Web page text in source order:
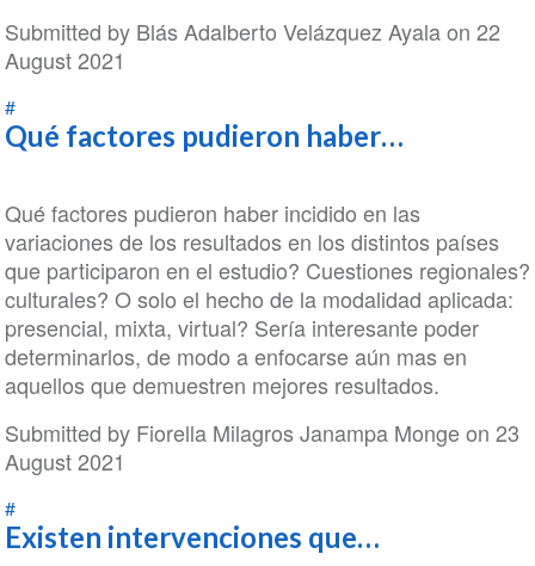
Submitted by Blás Adalberto Velázquez Ayalaon 22
August 2021
#
Qué factores pudieron haber…
Qué factores pudieron haber incidido en las
variaciones de los resultados en los distintos países
que participaron en el estudio? Cuestiones regionales?
culturales? O solo el hecho de la modalidad aplicada:
presencial, mixta, virtual? Sería interesante poder
determinarlos, de modo a enfocarse aún mas en
aquellos que demuestren mejores resultados.
Submitted by Fiorella Milagros Janampa Mongeon 23
August 2021
#
Existen intervenciones que…